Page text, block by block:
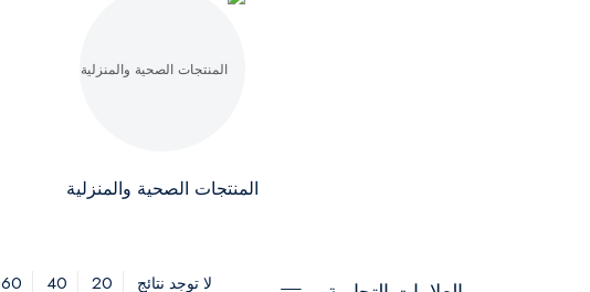
المنتجات الصحية والمنزلية
لا توجد نتائج 20
40
60